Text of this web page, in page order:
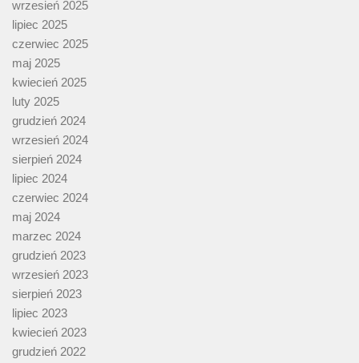
wrzesień 2025
lipiec 2025
czerwiec 2025
maj 2025
kwiecień 2025
luty 2025
grudzień 2024
wrzesień 2024
sierpień 2024
lipiec 2024
czerwiec 2024
maj 2024
marzec 2024
grudzień 2023
wrzesień 2023
sierpień 2023
lipiec 2023
kwiecień 2023
grudzień 2022